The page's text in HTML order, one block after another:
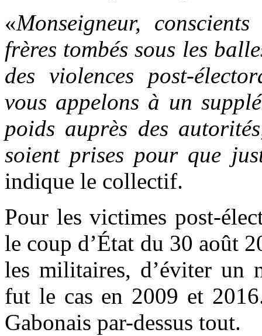
«Monseigneur,
frères tombés sous les
des violences post-
vous appelons à un
poids auprès des
soient prises pour que
indique le collectif.
Pour les victimes post-
le coup d’État du 30 août
les militaires, d’éviter un
fut le cas en 2009 et
Gabonais par-dessus tout.